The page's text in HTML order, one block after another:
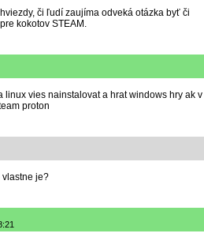
či ľudí zaujíma odveká otázka byť či
kokotov STEAM.
vies nainstalovat a hrat windows hry ak v
proton
vlastne je?